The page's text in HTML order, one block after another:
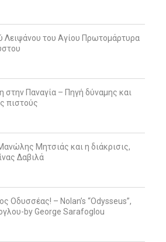
Λειψάνου του Αγίου Πρωτομάρτυρα
στην Παναγία – Πηγή δύναμης και
πιστούς
Μητσιάς και η διάκρισις,
Δαβιλά
Οδυσσέας! – Nolan’s “Odysseus”,
by George Sarafoglou